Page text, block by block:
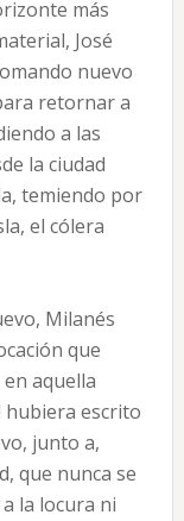
más
José
nuevo
retornar a
a las
la ciudad
temiendo por
el cólera
Milanés
que
aquella
hubiera escrito
junto a,
que nunca se
la locura ni